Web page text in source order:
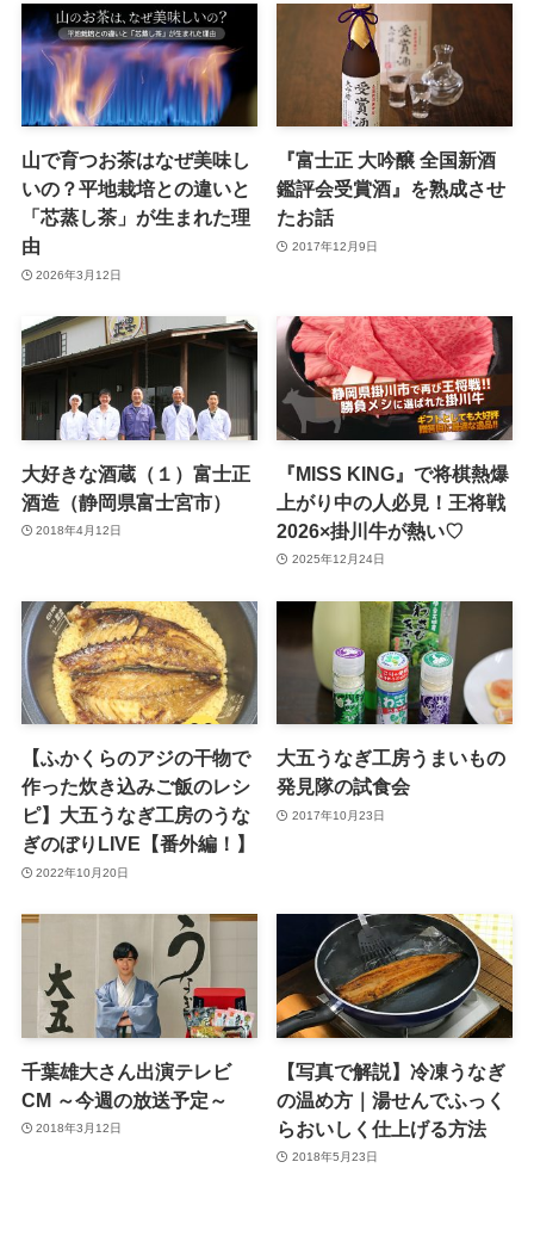
山で育つお茶はなぜ美味し
いの？平地栽培との違いと
「芯蒸し茶」が生まれた理
由
2026年3月12日
『富士正 大吟醸 全国新酒
鑑評会受賞酒』を熟成させ
たお話
2017年12月9日
大好きな酒蔵（１）富士正
酒造（静岡県富士宮市）
2018年4月12日
『MISS KING』で将棋熱爆
上がり中の人必見！王将戦
2026×掛川牛が熱い♡
2025年12月24日
【ふかくらのアジの⼲物で
作った炊き込みご飯のレシ
ピ】大五うなぎ工房のうな
ぎのぼりLIVE【番外編！】
2022年10月20日
大五うなぎ工房うまいもの
発見隊の試食会
2017年10月23日
千葉雄大さん出演テレビ
CM ～今週の放送予定～
2018年3月12日
【写真で解説】冷凍うなぎ
の温め方｜湯せんでふっく
らおいしく仕上げる方法
2018年5月23日